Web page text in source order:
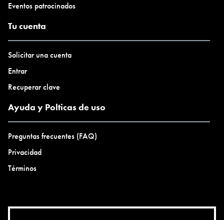
Eventos patrocinados
Tu cuenta
Solicitar una cuenta
Entrar
Recuperar clave
Ayuda y Polticas de uso
Preguntas frecuentes (FAQ)
Privacidad
Términos